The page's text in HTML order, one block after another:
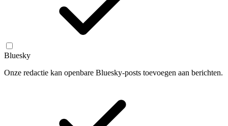
Bluesky
Onze redactie kan openbare Bluesky-posts toevoegen aan berichten.